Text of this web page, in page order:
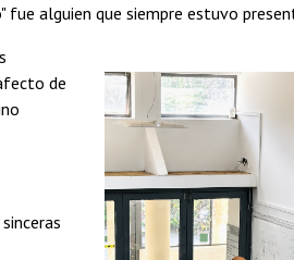
fue alguien que siempre estuvo
de